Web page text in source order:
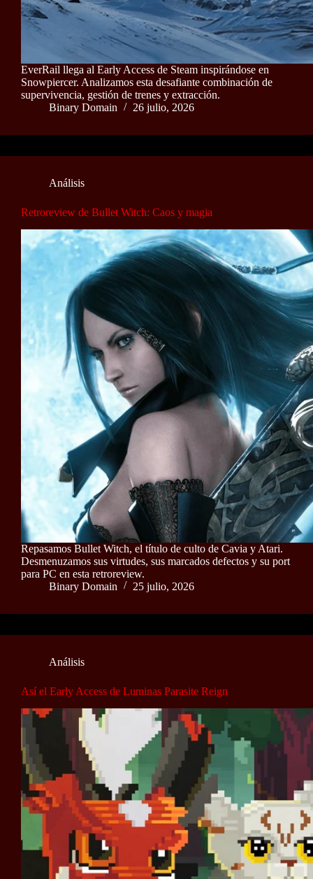
EverRail llega al Early Access de Steam inspirándose en
Snowpiercer. Analizamos esta desafiante combinación de
supervivencia, gestión de trenes y extracción.
Binary Domain
26 julio, 2026
Análisis
Retroreview de Bullet Witch: Caos y magia
Repasamos Bullet Witch, el título de culto de Cavia y Atari.
Desmenuzamos sus virtudes, sus marcados defectos y su port
para PC en esta retroreview.
Binary Domain
25 julio, 2026
Análisis
Así el Early Access de Luminas Parasite Reign